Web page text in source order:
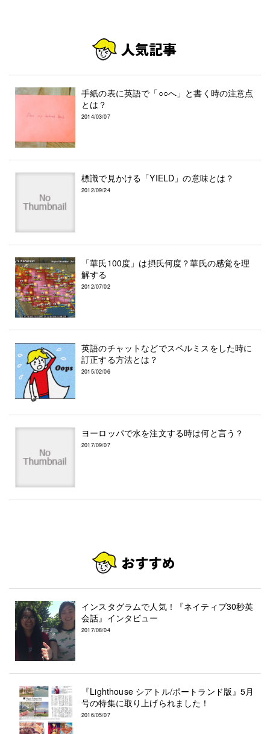
手紙の表に英語で「○○へ」と書く時の注意点
とは？
2014/03/07
標識で見かける「YIELD」の意味とは？
2012/09/24
「華氏100度」は摂氏何度？華氏の感覚を理
解する
2012/07/02
英語のチャットなどでスペルミスをした時に
訂正する方法とは？
2015/02/06
ヨーロッパで水を注文する時は何と言う？
2017/09/07
インスタグラムで人気！『ネイティブ30秒英
会話』インタビュー
2017/08/04
『Lighthouse シアトル/ポートランド版』5月
号の特集に取り上げられました！
2016/05/07